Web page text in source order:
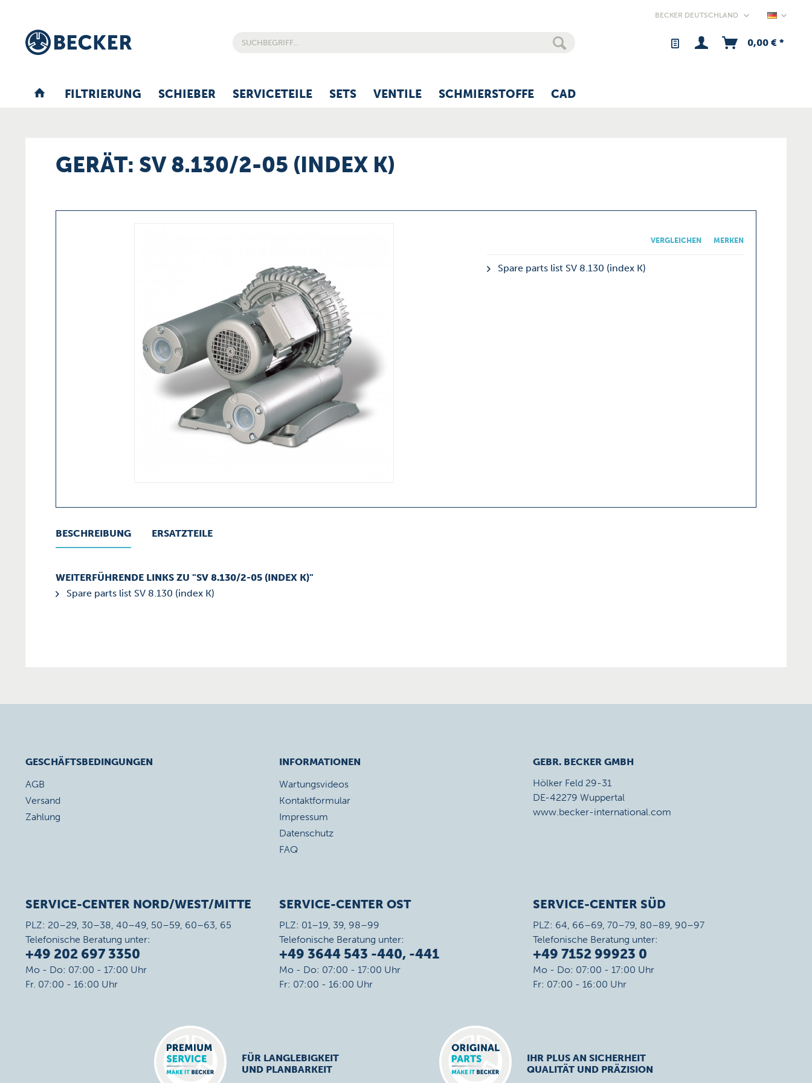
0,00 € *
FILTRIERUNG SCHIEBER SERVICETEILE SETS VENTILE SCHMIERSTOFFE CAD
GERÄT: SV 8.130/2-05 (INDEX K)
VERGLEICHEN MERKEN
Spare parts list SV 8.130 (index K)
BESCHREIBUNG ERSATZTEILE
WEITERFÜHRENDE LINKS ZU "SV 8.130/2-05 (INDEX K)"
Spare parts list SV 8.130 (index K)
GESCHÄFTSBEDINGUNGEN
AGB
Versand
Zahlung
INFORMATIONEN
Wartungsvideos
Kontaktformular
Impressum
Datenschutz
FAQ
GEBR. BECKER GMBH
Hölker Feld 29-31
DE-42279 Wuppertal
www.becker-international.com
SERVICE-CENTER NORD/WEST/MITTE
PLZ: 20–29, 30–38, 40–49, 50–59, 60–63, 65
Telefonische Beratung unter:
+49 202 697 3350
Mo - Do: 07:00 - 17:00 Uhr
Fr. 07:00 - 16:00 Uhr
SERVICE-CENTER OST
PLZ: 01–19, 39, 98–99
Telefonische Beratung unter:
+49 3644 543 -440, -441
Mo - Do: 07:00 - 17:00 Uhr
Fr: 07:00 - 16:00 Uhr
SERVICE-CENTER SÜD
PLZ: 64, 66–69, 70–79, 80–89, 90–97
Telefonische Beratung unter:
+49 7152 99923 0
Mo - Do: 07:00 - 17:00 Uhr
Fr: 07:00 - 16:00 Uhr
FÜR LANGLEBIGKEIT
UND PLANBARKEIT
IHR PLUS AN SICHERHEIT
QUALITÄT UND PRÄZISION